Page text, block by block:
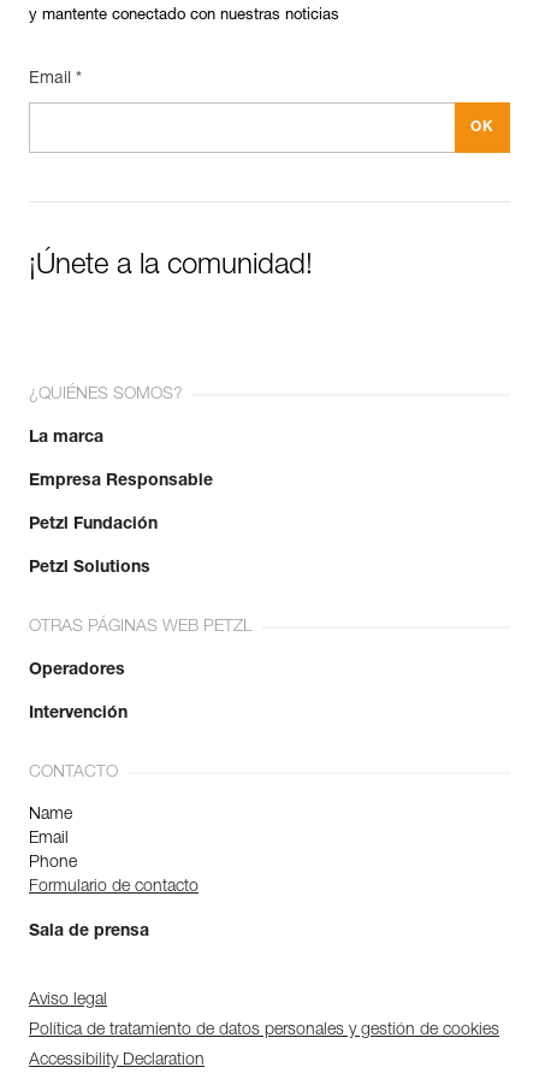
y mantente conectado con nuestras noticias
Email *
¡Únete a la comunidad!
¿QUIÉNES SOMOS?
La marca
Empresa Responsable
Petzl Fundación
Petzl Solutions
OTRAS PÁGINAS WEB PETZL
Operadores
Intervención
CONTACTO
Name
Email
Phone
Formulario de contacto
Sala de prensa
Aviso legal
Política de tratamiento de datos personales y gestión de cookies
Accessibility Declaration